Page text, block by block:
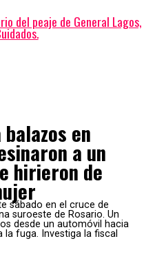
del peaje de General Lagos,
en
a un
hirieron de
sábado en el cruce de
suroeste de Rosario. Un
desde un automóvil hacia
la fuga. Investiga la fiscal